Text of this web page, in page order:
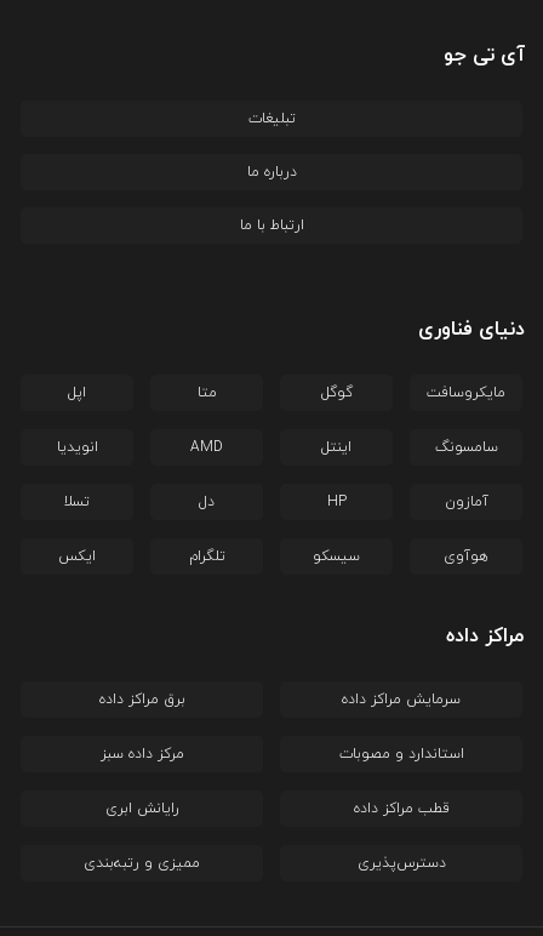
آی تی جو
تبلیغات
درباره ما
ارتباط با ما
دنیای فناوری
مایکروسافت گوگل متا اپل
سامسونگ اینتل AMD انویدیا
آمازون HP دل تسلا
هوآوی سیسکو تلگرام ایکس
مراکز داده
سرمایش مراکز داده برق مراکز داده
استاندارد و مصوبات مرکز داده سبز
قطب مراکز داده رایانش ابری
دسترس‌پذیری ممیزی و رتبه‌بندی